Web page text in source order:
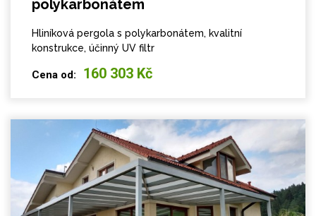
polykarbonátem
Hliníková pergola s polykarbonátem, kvalitní
konstrukce, účinný UV filtr
Cena od: 160 303 Kč